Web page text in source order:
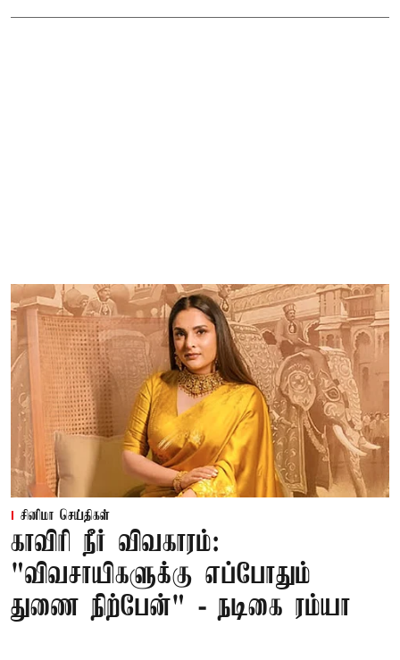
சினிமா செய்திகள்
காவிரி நீர் விவகாரம்:
"விவசாயிகளுக்கு எப்போதும்
துணை நிற்பேன்" - நடிகை ரம்யா